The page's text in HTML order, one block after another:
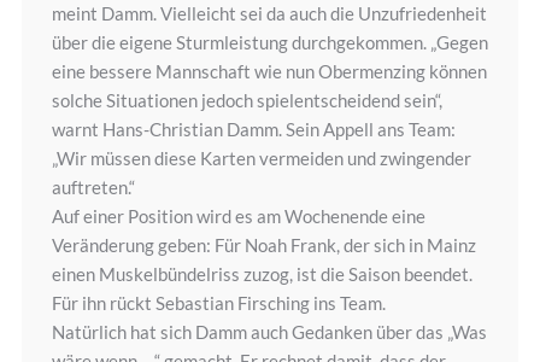
meint Damm. Vielleicht sei da auch die Unzufriedenheit
über die eigene Sturmleistung durchgekommen. „Gegen
eine bessere Mannschaft wie nun Obermenzing können
solche Situationen jedoch spielentscheidend sein“,
warnt Hans-Christian Damm. Sein Appell ans Team:
„Wir müssen diese Karten vermeiden und zwingender
auftreten.“
Auf einer Position wird es am Wochenende eine
Veränderung geben: Für Noah Frank, der sich in Mainz
einen Muskelbündelriss zuzog, ist die Saison beendet.
Für ihn rückt Sebastian Firsching ins Team.
Natürlich hat sich Damm auch Gedanken über das „Was